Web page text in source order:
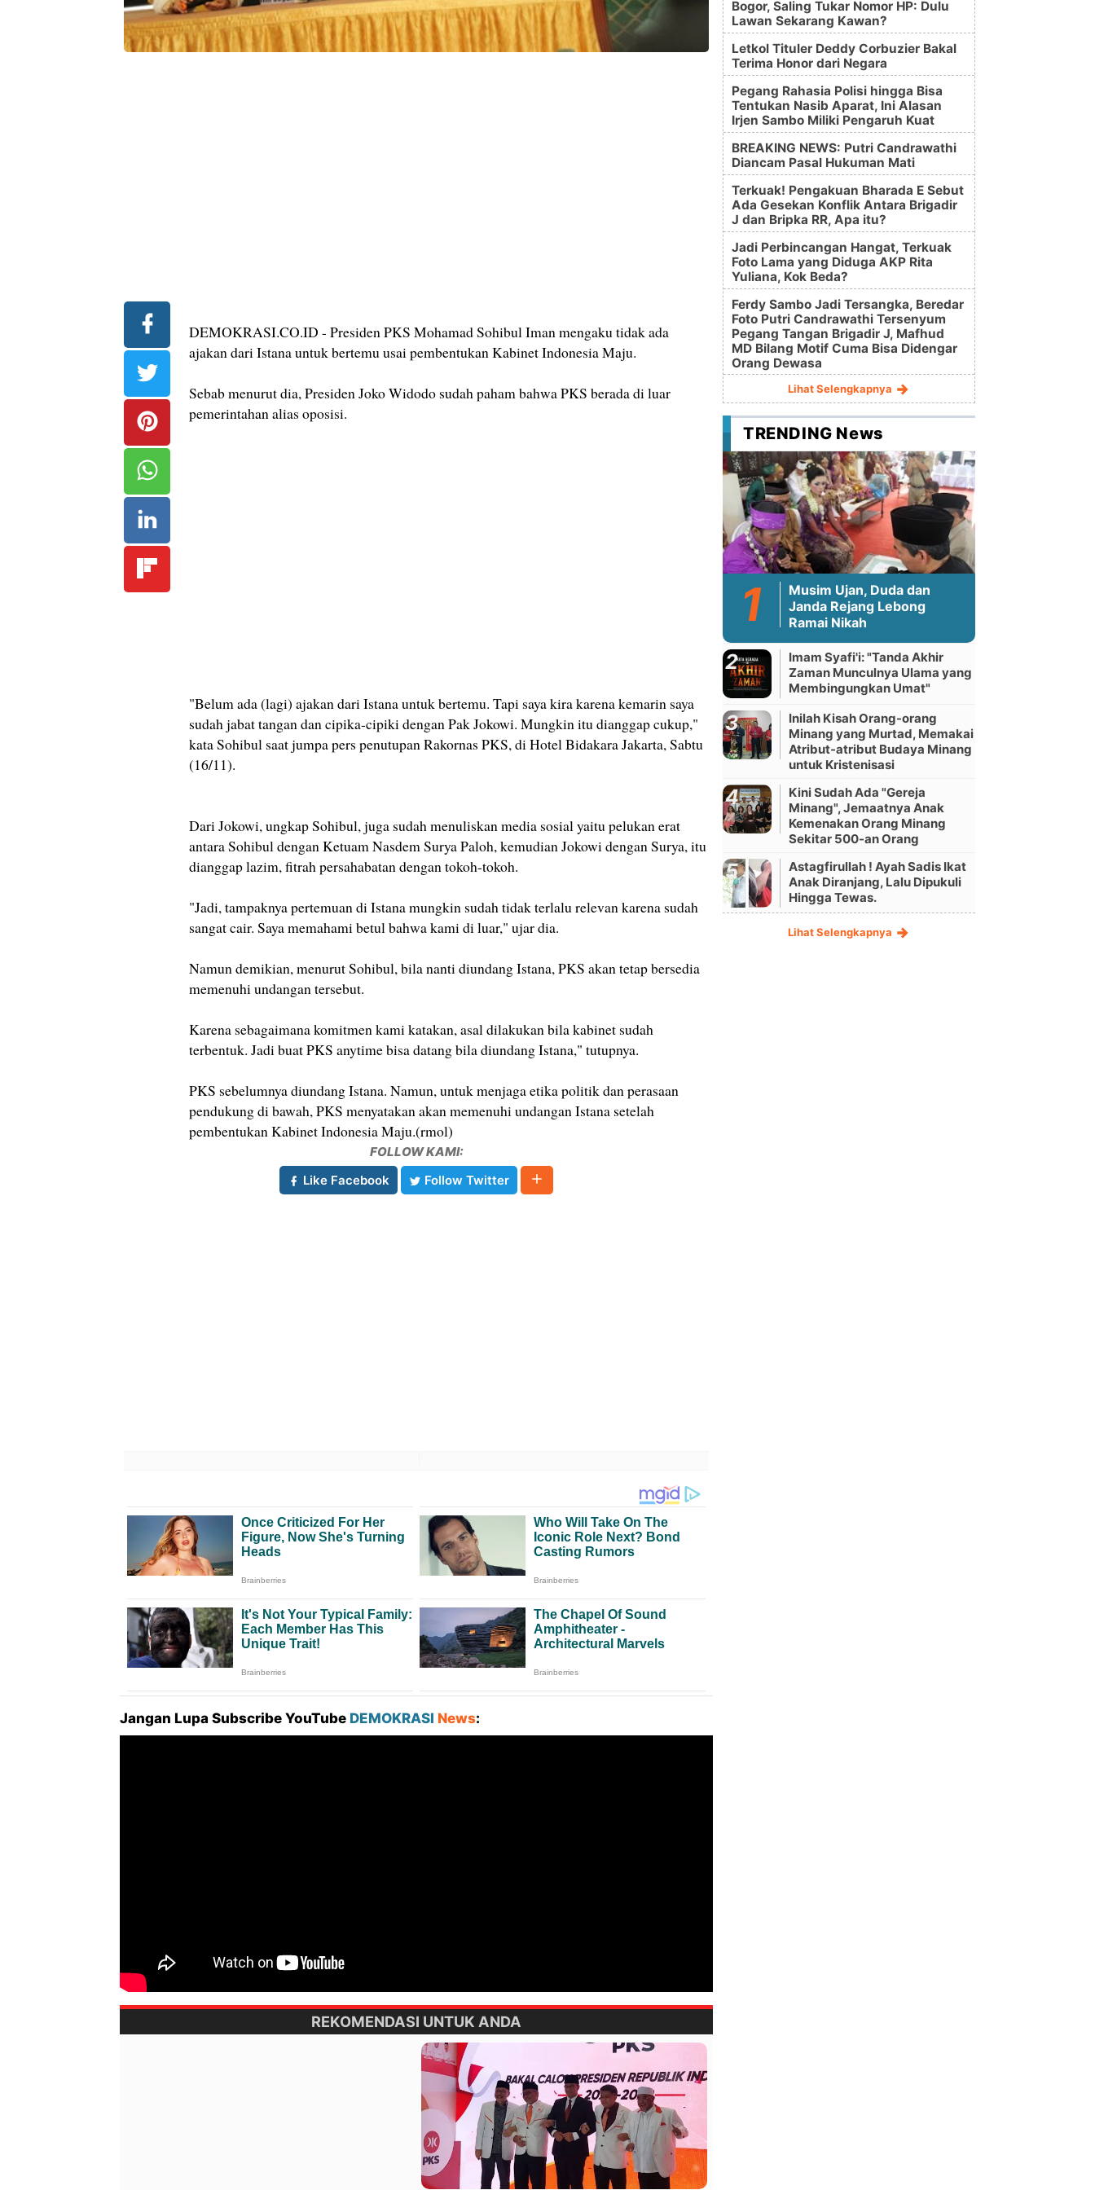
DEMOKRASI.CO.ID - Presiden PKS Mohamad Sohibul Iman mengaku tidak ada
ajakan dari Istana untuk bertemu usai pembentukan Kabinet Indonesia Maju.
Sebab menurut dia, Presiden Joko Widodo sudah paham bahwa PKS berada di luar
pemerintahan alias oposisi.
"Belum ada (lagi) ajakan dari Istana untuk bertemu. Tapi saya kira karena kemarin saya
sudah jabat tangan dan cipika-cipiki dengan Pak Jokowi. Mungkin itu dianggap cukup,"
kata Sohibul saat jumpa pers penutupan Rakornas PKS, di Hotel Bidakara Jakarta, Sabtu
(16/11).
Dari Jokowi, ungkap Sohibul, juga sudah menuliskan media sosial yaitu pelukan erat
antara Sohibul dengan Ketuam Nasdem Surya Paloh, kemudian Jokowi dengan Surya, itu
dianggap lazim, fitrah persahabatan dengan tokoh-tokoh.
"Jadi, tampaknya pertemuan di Istana mungkin sudah tidak terlalu relevan karena sudah
sangat cair. Saya memahami betul bahwa kami di luar," ujar dia.
Namun demikian, menurut Sohibul, bila nanti diundang Istana, PKS akan tetap bersedia
memenuhi undangan tersebut.
Karena sebagaimana komitmen kami katakan, asal dilakukan bila kabinet sudah
terbentuk. Jadi buat PKS anytime bisa datang bila diundang Istana," tutupnya.
PKS sebelumnya diundang Istana. Namun, untuk menjaga etika politik dan perasaan
pendukung di bawah, PKS menyatakan akan memenuhi undangan Istana setelah
pembentukan Kabinet Indonesia Maju.(rmol)
FOLLOW KAMI:
Like Facebook
Follow Twitter
Jangan Lupa Subscribe YouTube DEMOKRASI News:
REKOMENDASI UNTUK ANDA
Bogor, Saling Tukar Nomor HP: Dulu
Lawan Sekarang Kawan?
Letkol Tituler Deddy Corbuzier Bakal
Terima Honor dari Negara
Pegang Rahasia Polisi hingga Bisa
Tentukan Nasib Aparat, Ini Alasan
Irjen Sambo Miliki Pengaruh Kuat
BREAKING NEWS: Putri Candrawathi
Diancam Pasal Hukuman Mati
Terkuak! Pengakuan Bharada E Sebut
Ada Gesekan Konflik Antara Brigadir
J dan Bripka RR, Apa itu?
Jadi Perbincangan Hangat, Terkuak
Foto Lama yang Diduga AKP Rita
Yuliana, Kok Beda?
Ferdy Sambo Jadi Tersangka, Beredar
Foto Putri Candrawathi Tersenyum
Pegang Tangan Brigadir J, Mafhud
MD Bilang Motif Cuma Bisa Didengar
Orang Dewasa
Lihat Selengkapnya
TRENDING News
Musim Ujan, Duda dan
Janda Rejang Lebong
Ramai Nikah
Imam Syafi'i: "Tanda Akhir
Zaman Munculnya Ulama yang
Membingungkan Umat"
Inilah Kisah Orang-orang
Minang yang Murtad, Memakai
Atribut-atribut Budaya Minang
untuk Kristenisasi
Kini Sudah Ada "Gereja
Minang", Jemaatnya Anak
Kemenakan Orang Minang
Sekitar 500-an Orang
Astagfirullah ! Ayah Sadis Ikat
Anak Diranjang, Lalu Dipukuli
Hingga Tewas.
Lihat Selengkapnya